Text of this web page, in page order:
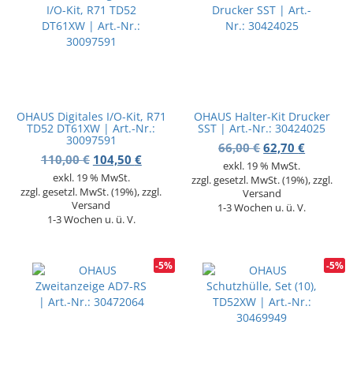
OHAUS Digitales I/O-Kit, R71
TD52 DT61XW | Art.-Nr.:
30097591
110,00€ Ursprünglicher Preis war: 110,00 €
104,50 €Aktueller Preis ist: 104,50 €.
exkl. 19 % MwSt.
zzgl. gesetzl. MwSt. (19%), zzgl.
Versand
1-3 Wochen u. ü. V.
OHAUS Halter-Kit Drucker
SST | Art.-Nr.: 30424025
66,00€ 62,70€
exkl. 19 % MwSt.
zzgl. gesetzl. MwSt. (19%), zzgl.
Versand
1-3 Wochen u. ü. V.
-5% -5%